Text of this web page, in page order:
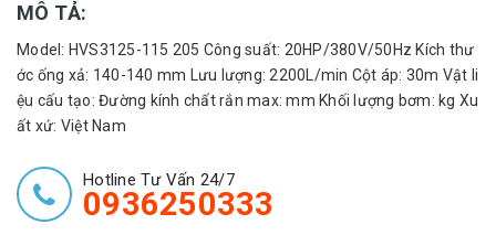
MÔ TẢ:
Model: HVS3125-115 205 Công suất: 20HP/380V/50Hz Kích thư
ớc ống xả: 140-140 mm Lưu lượng: 2200L/min Cột áp: 30m Vật li
ệu cấu tạo: Đường kính chất rắn max: mm Khối lượng bơm: kg Xu
ất xứ: Việt Nam
Hotline Tư Vấn 24/7
0936250333